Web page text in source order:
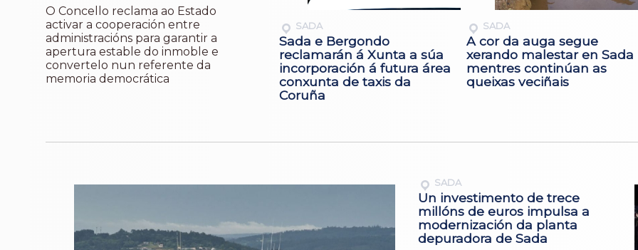
O Concello reclama ao Estado
activar a cooperación entre
administracións para garantir a
apertura estable do inmoble e
convertelo nun referente da
memoria democrática
SADA
Sada e Bergondo
reclamarán á Xunta a súa
incorporación á futura área
conxunta de taxis da
Coruña
SADA
A cor da auga segue
xerando malestar en Sada
mentres continúan as
queixas veciñais
SADA
Un investimento de trece
millóns de euros impulsa a
modernización da planta
depuradora de Sada